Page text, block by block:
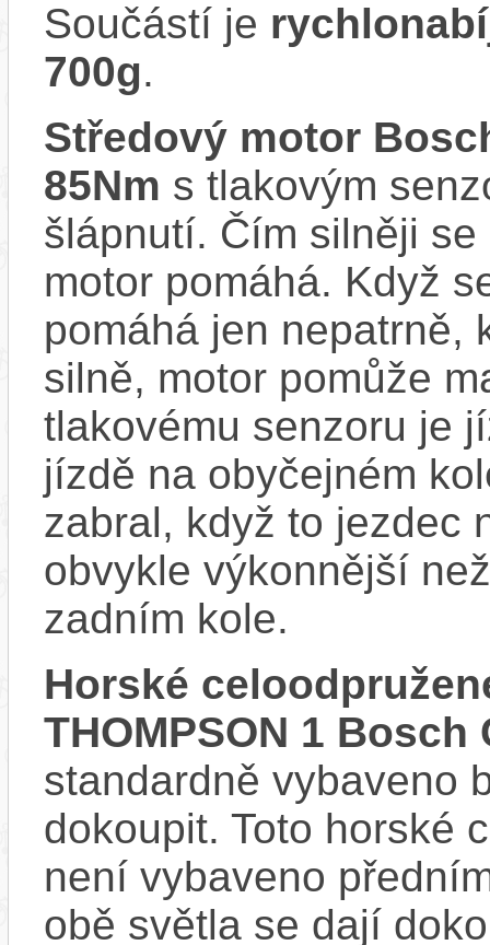
Součástí je
700g.
Středový motor
85Nm s tlakovým
šlápnutí. Čím silněji
motor pomáhá. Když
pomáhá jen nepatrně,
silně, motor pomůže
tlakovému senzoru je
jízdě na obyčejném
zabral, když to jezdec
obvykle výkonnější
zadním kole.
Horské
THOMPSON 1 Bosch
standardně vybaveno
dokoupit. Toto horské
není vybaveno
obě světla se dají